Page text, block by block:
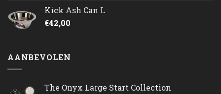
Kick Ash Can L
€42,00
AANBEVOLEN
The Onyx Large Start Collection